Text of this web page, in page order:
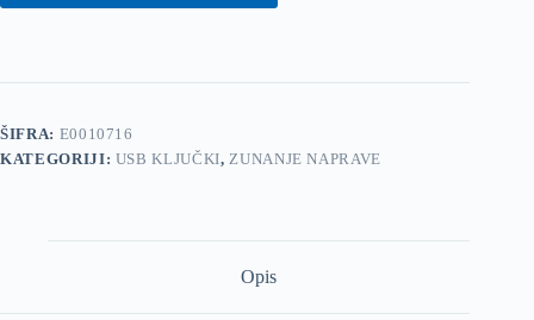
3.2
ŠIFRA: E0010716
KATEGORIJI: USB KLJUČKI,ZUNANJE NAPRAVE
Opis